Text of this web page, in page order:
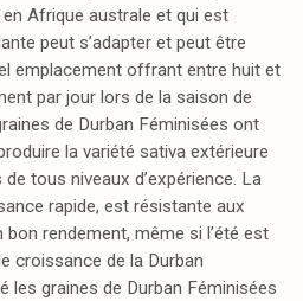
Afrique australe et qui est
peut s’adapter et peut être
emplacement offrant entre huit et
par jour lors de la saison de
de Durban Féminisées ont
la variété sativa extérieure
tous niveaux d’expérience. La
rapide, est résistante aux
rendement, même si l’été est
croissance de la Durban
les graines de Durban Féminisées